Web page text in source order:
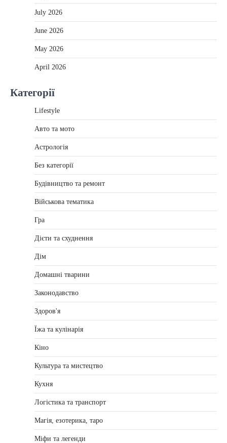
July 2026
June 2026
May 2026
April 2026
Категорії
Lifestyle
Авто та мото
Астрологія
Без категорії
Будівництво та ремонт
Військова тематика
Гра
Дієти та схуднення
Дім
Домашні тварини
Законодавство
Здоров'я
Їжа та кулінарія
Кіно
Культура та мистецтво
Кухня
Логістика та транспорт
Магія, езотерика, таро
Міфи та легенди